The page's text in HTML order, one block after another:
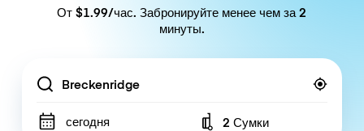
От $1.99/час. Забронируйте менее чем за 2
минуты.
Location
сегодня Number of bags
2 Сумки